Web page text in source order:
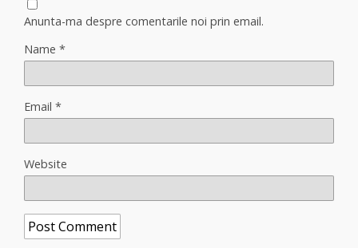
Anunta-ma despre comentarile noi prin email.
Name *
Email *
Website